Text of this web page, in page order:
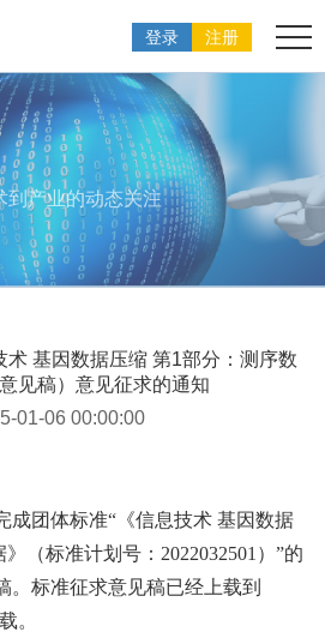
登录 注册
到产业的动态关注
术 基因数据压缩 第1部分：测序数
见稿）意见征求的通知
01-06 00:00:00
成团体标准“《信息技术 基因数据
（标准计划号：2022032501）”的
。标准征求意见稿已经上载到
。